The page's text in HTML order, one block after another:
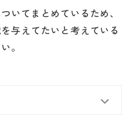
いてまとめているため、
与えてたいと考えている
。